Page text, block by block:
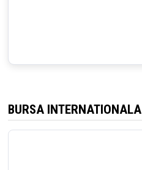
BURSA INTERNATIONALA